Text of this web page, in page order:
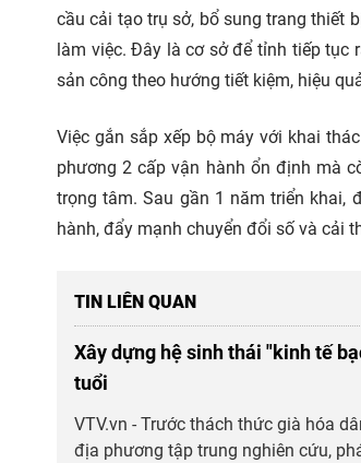
cầu cải tạo trụ sở, bổ sung trang thiết
làm việc. Đây là cơ sở để tỉnh tiếp
sản công theo hướng tiết kiệm, hiệu
Việc gắn sắp xếp bộ máy với khai
phương 2 cấp vận hành ổn định mà
trọng tâm. Sau gần 1 năm triển khai,
hành, đẩy mạnh chuyển đổi số và cải
TIN LIÊN QUAN
Xây dựng hệ sinh thái "kinh tế
tuổi
VTV.vn - Trước thách thức già hóa
địa phương tập trung nghiên cứu,